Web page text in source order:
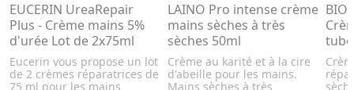
EUCERIN UreaRepair
Plus - Crème mains 5%
d'urée Lot de 2x75ml
Eucerin vous propose un lot
de 2 crèmes réparatrices de
75 ml pour les mains
LAINO Pro intense crème
mains sèches à très
sèches 50ml
Crème au karité et à la cire
d'abeille pour les mains.
Mains sèches à très